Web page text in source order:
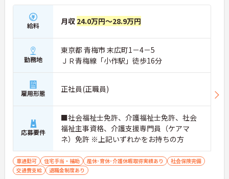
給料 月収 24.0万円～28.9万円
勤務地
東京都 青梅市 末広町1－4－5
ＪＲ青梅線「小作駅」徒歩16分
雇用形態 正社員(正職員)
応募要件
■社会福祉士免許、介護福祉士免許、社会
福祉主事資格、介護支援専門員（ケアマ
ネ）免許 ※上記いずれかをお持ちの方
車通勤可 住宅手当・補助 産休･育休･介護休暇取得実績あり
社会保険完備
交通費支給
退職金制度あり